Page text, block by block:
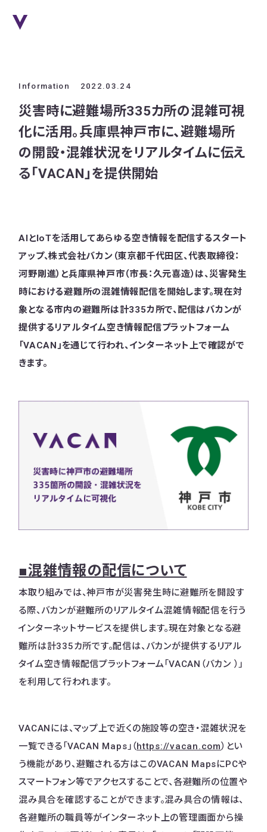
Information 2022.03.24
災害時に避難場所335カ所の混雑可視
化に活用。兵庫県神戸市に、避難場所
の開設・混雑状況をリアルタイムに伝え
る「VACAN」を提供開始
AIとIoTを活用してあらゆる空き情報を配信するスタート
アップ、株式会社バカン（東京都千代田区、代表取締役：
河野剛進）と兵庫県神戸市（市長：久元喜造）は、災害発生
時における避難所の混雑情報配信を開始します。現在対
象となる市内の避難所は計335カ所で、配信はバカンが
提供するリアルタイム空き情報配信プラットフォーム
「VACAN」を通じて行われ、インターネット上で確認がで
きます。
■混雑情報の配信について
本取り組みでは、神戸市が災害発生時に避難所を開設す
る際、バカンが避難所のリアルタイム混雑情報配信を行う
インターネットサービスを提供します。現在対象となる避
難所は計335カ所です。配信は、バカンが提供するリアル
タイム空き情報配信プラットフォーム「VACAN（バカン ）」
を利用して行われます。
VACANには、マップ上で近くの施設等の空き・混雑状況を
一覧できる「VACAN Maps」（https://vacan.com）とい
う機能があり、避難される方はこのVACAN MapsにPCや
スマートフォン等でアクセスすることで、各避難所の位置や
混み具合を確認することができます。​混み具合の情報は、
各避難所の職員等がインターネット上の管理画面から操